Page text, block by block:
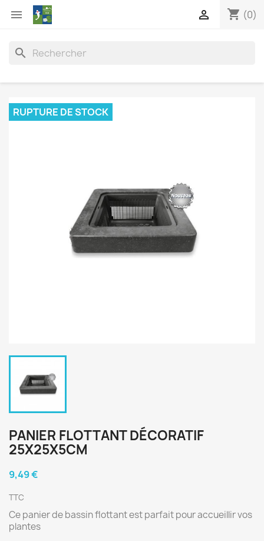
 shopping_cart (0)

search
RUPTURE DE STOCK
PANIER FLOTTANT DÉCORATIF
25X25X5CM
9,49 €
TTC
Ce panier de bassin flottant est parfait pour accueillir vos
plantes